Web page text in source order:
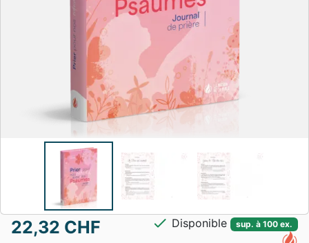
22,32 CHF check Disponible sup. à 100 ex.